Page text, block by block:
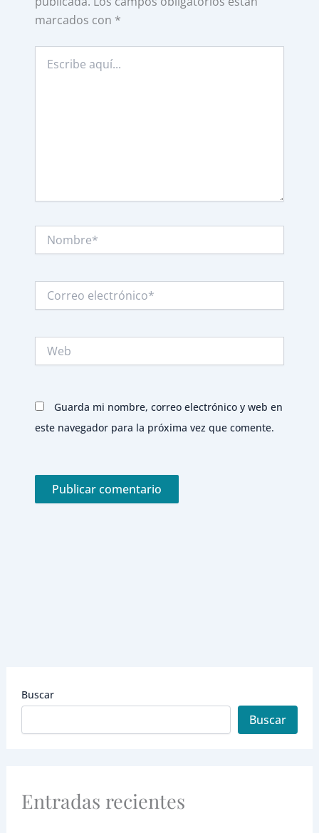
marcados con *
aquí...
Nombre*
electrónico*
Guarda mi nombre, correo electrónico y web en
este navegador para la próxima vez que comente.
Buscar
Buscar
Entradas recientes